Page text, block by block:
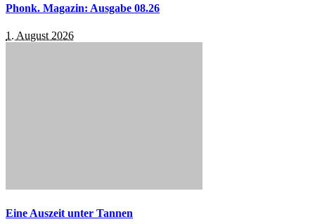
Phonk. Magazin: Ausgabe 08.26
1. August 2026
Eine Auszeit unter Tannen